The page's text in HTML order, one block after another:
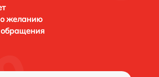
желанию
обращения